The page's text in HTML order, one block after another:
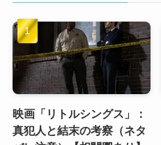
映画「リトルシングス」：
真犯人と結末の考察（ネタ